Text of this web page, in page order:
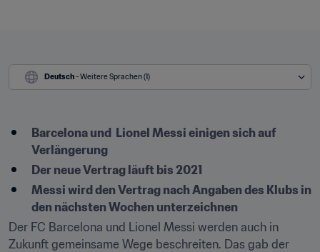
Deutsch - Weitere Sprachen (1)
Barcelona und  Lionel Messi einigen sich auf
Verlängerung
Der neue Vertrag läuft bis 2021
Messi wird den Vertrag nach Angaben des Klubs in
den nächsten Wochen unterzeichnen
Der FC Barcelona und Lionel Messi werden auch in
Zukunft gemeinsame Wege beschreiten. Das gab der